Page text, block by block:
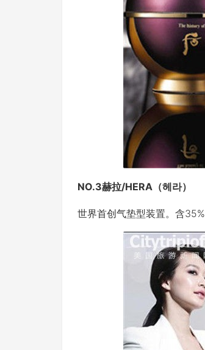
NO.3赫拉/HERA（헤라）
世界首创气垫型装置。含